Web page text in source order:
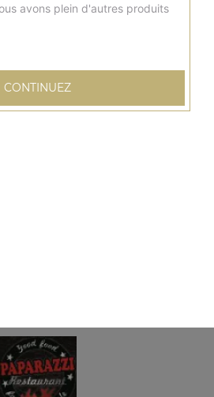
frites, sauce au choix
frites, sauce au choix
avons plein d'autres produits
CONTINUEZ